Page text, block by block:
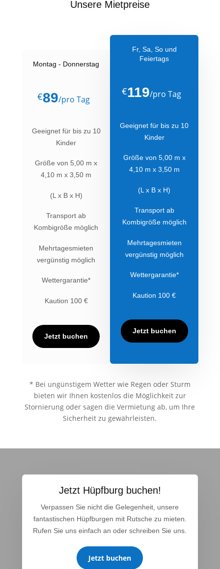
Unsere Mietpreise
Montag - Donnerstag
€89/pro Tag
Geeignet für bis zu 10
Kinder
Größe von 5,00 m x
4,10 m x 3,50 m
(L x B x H)
Transport ab
Kombigröße möglich
Mehrtagesmieten
vergünstig möglich
Wettergarantie*
Kaution 100 €
Jetzt buchen
Fr, Sa, So und
Feiertags
€119/pro Tag
Geeignet für bis zu 10
Kinder
Größe von 5,00 m x
4,10 m x 3,50 m
(L x B x H)
Transport ab
Kombigröße möglich
Mehrtagesmieten
vergünstig möglich
Wettergarantie*
Kaution 100 €
Jetzt buchen
* Bei ungünstigem Wetter wie Regen oder Sturm
bieten wir Ihnen kostenlos die Möglichkeit zur
Stornierung oder sagen die Vermietung ab, um Ihre
Sicherheit zu gewährleisten.
Jetzt Hüpfburg buchen!
Verpassen Sie nicht die Gelegenheit, unsere
fantastischen Hüpfburgen mit Rutsche zu mieten.
Rufen Sie uns einfach an oder schreiben Sie uns.
Jetzt buchen